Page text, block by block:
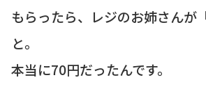
もらったら、レジのお姉さんが
と。
本当に70円だったんです。